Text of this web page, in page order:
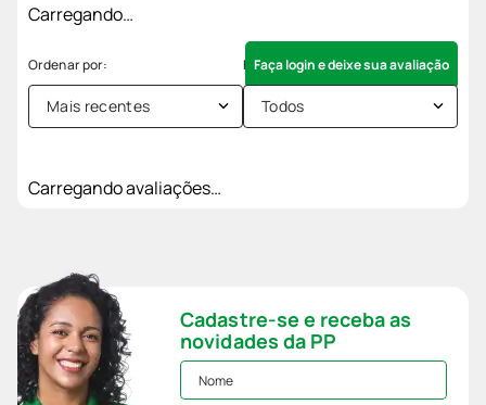
Carregando…
Faça login e deixe sua avaliação
Mais recentes Todos
Carregando avaliações…
Cadastre-se e receba as
novidades da PP